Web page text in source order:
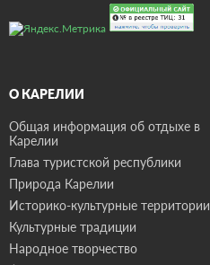
О КАРЕЛИИ
Общая информация об отдыхе в
Карелии
Глава туристской республики
Природа Карелии
Историко-культурные территории
Культурные традиции
Народное творчество